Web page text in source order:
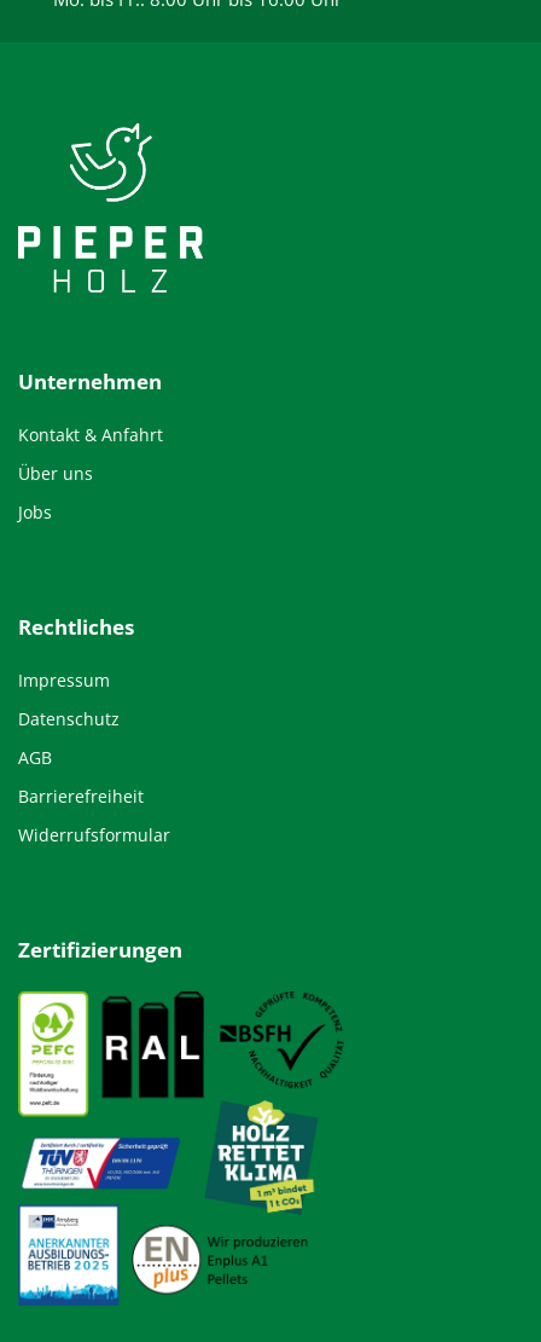
Unternehmen
Kontakt & Anfahrt
Über uns
Jobs
Rechtliches
Impressum
Datenschutz
AGB
Barrierefreiheit
Widerrufsformular
Zertifizierungen